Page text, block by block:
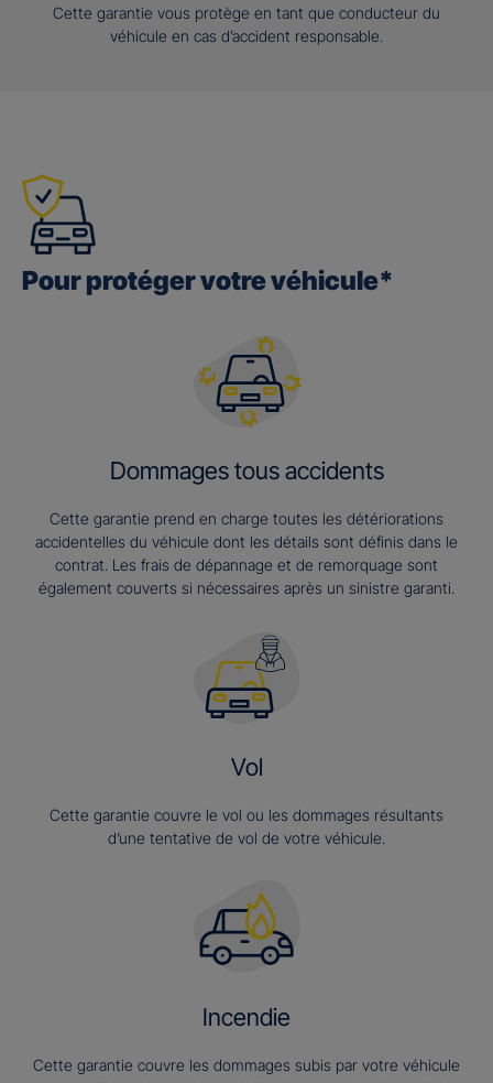
Cette garantie vous protège en tant que conducteur du
véhicule en cas d’accident responsable.
Pour protéger votre véhicule*
Dommages tous accidents
Cette garantie prend en charge toutes les détériorations
accidentelles du véhicule dont les détails sont définis dans le
contrat. Les frais de dépannage et de remorquage sont
également couverts si nécessaires après un sinistre garanti.
Vol
Cette garantie couvre le vol ou les dommages résultants
d’une tentative de vol de votre véhicule.
Incendie
Cette garantie couvre les dommages subis par votre véhicule